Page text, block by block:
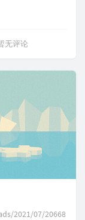
无评论
2021/07/20668